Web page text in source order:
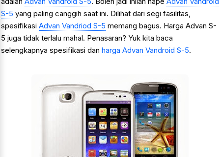
S-5 yang paling canggih saat ini. Dilihat dari segi fasilitas,
spesifikasi Advan Vandriod S-5 memang bagus. Harga Advan S-
5 juga tidak terlalu mahal. Penasaran? Yuk kita baca
selengkapnya spesifikasi dan harga Advan Vandroid S-5.